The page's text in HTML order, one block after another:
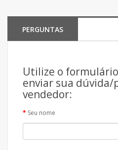
PERGUNTAS
Utilize o
enviar sua dúvida/
vendedor:
Seu nome